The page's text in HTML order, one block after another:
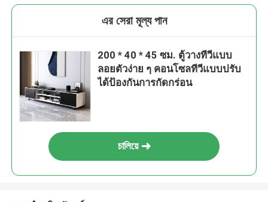
এর সেরা মূল্য পান
200 * 40 * 45 ซม. ตู้วางทีวีแบบ
ลอยตัวง่าย ๆ คอนโซลทีวีแบบปรับ
ได้ป้องกันการกัดกร่อน
চালিয়ে